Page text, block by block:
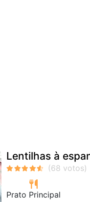
Lentilhas à
Prato Principal